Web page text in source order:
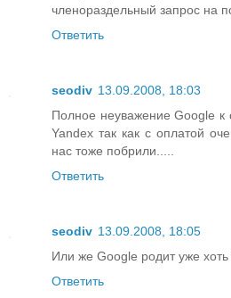
членораздельный запрос на
Ответить
seodiv 13.09.2008, 18:03
Полное неуважение Google
Yandex так как с оплатой
нас тоже побрили.....
Ответить
seodiv 13.09.2008, 18:05
Или же Google родит уже хоть
Ответить